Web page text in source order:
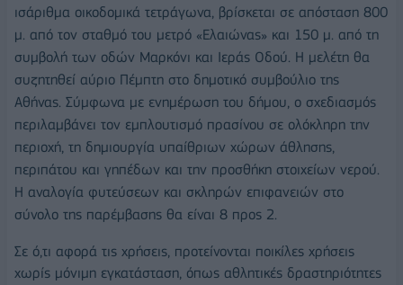
ισάριθμα οικοδομικά τετράγωνα, βρίσκεται σε απόσταση 800
μ. από τον σταθμό του μετρό «Ελαιώνας» και 150 μ. από τη
συμβολή των οδών Μαρκόνι και Ιεράς Οδού. Η μελέτη θα
συζητηθεί αύριο Πέμπτη στο δημοτικό συμβούλιο της
Αθήνας. Σύμφωνα με ενημέρωση του δήμου, ο σχεδιασμός
περιλαμβάνει τον εμπλουτισμό πρασίνου σε ολόκληρη την
περιοχή, τη δημιουργία υπαίθριων χώρων άθλησης,
περιπάτου και γηπέδων και την προσθήκη στοιχείων νερού.
Η αναλογία φυτεύσεων και σκληρών επιφανειών στο
σύνολο της παρέμβασης θα είναι 8 προς 2.
Σε ό,τι αφορά τις χρήσεις, προτείνονται ποικίλες χρήσεις
χωρίς μόνιμη εγκατάσταση, όπως αθλητικές δραστηριότητες